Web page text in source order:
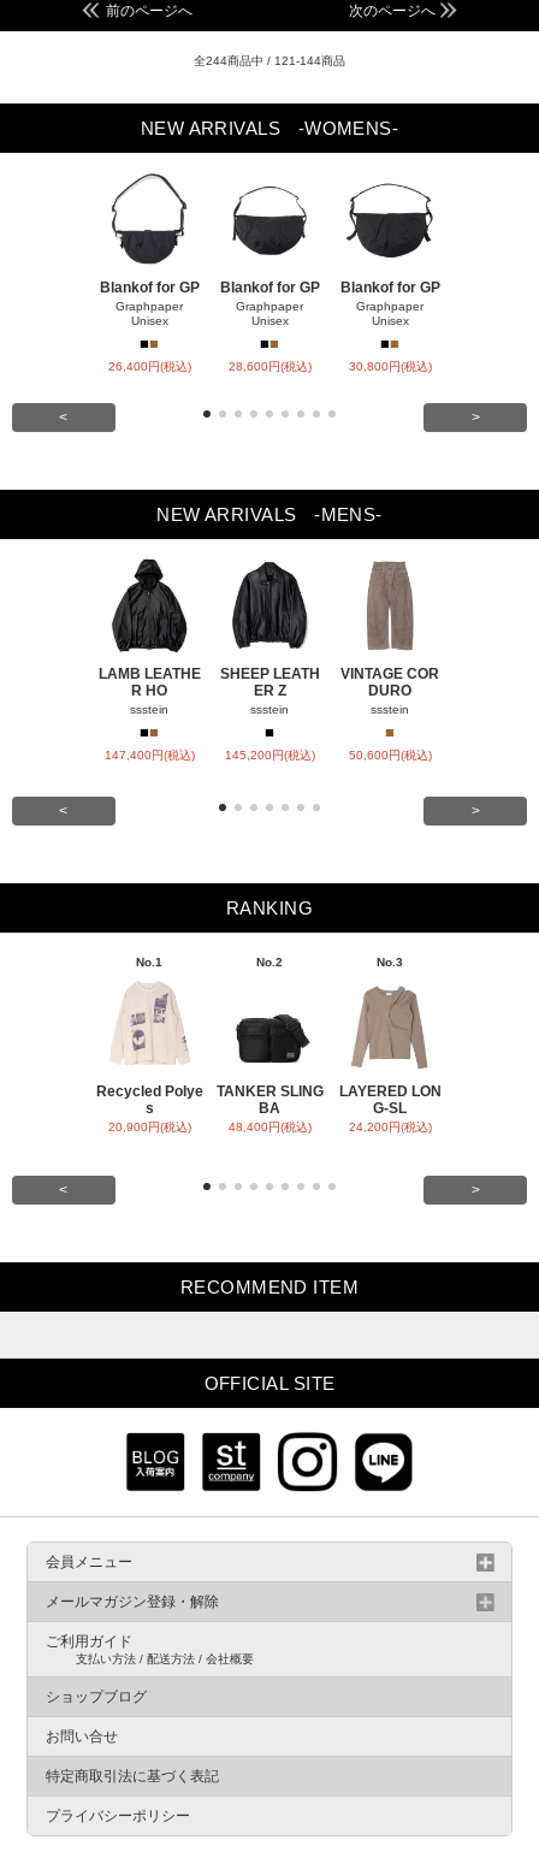
前のページへ 次のページへ
全244商品中 / 121-144商品
NEW ARRIVALS -WOMENS-
Blankof for GP
Graphpaper
Unisex
■■
26,400円(税込)
Blankof for GP
Graphpaper
Unisex
■■
28,600円(税込)
Blankof for GP
Graphpaper
Unisex
■■
30,800円(税込)
< >
NEW ARRIVALS -MENS-
LAMB LEATHE
R HO
ssstein
■■
147,400円(税込)
SHEEP LEATH
ER Z
ssstein
■
145,200円(税込)
VINTAGE COR
DURO
ssstein
■
50,600円(税込)
< >
RANKING
No.1
Recycled Polye
s
20,900円(税込)
No.2
TANKER SLING
BA
48,400円(税込)
No.3
LAYERED LON
G-SL
24,200円(税込)
< >
RECOMMEND ITEM
OFFICIAL SITE
会員メニュー
メールマガジン登録・解除
ご利用ガイド
支払い方法 / 配送方法 / 会社概要
ショップブログ
お問い合せ
特定商取引法に基づく表記
プライバシーポリシー